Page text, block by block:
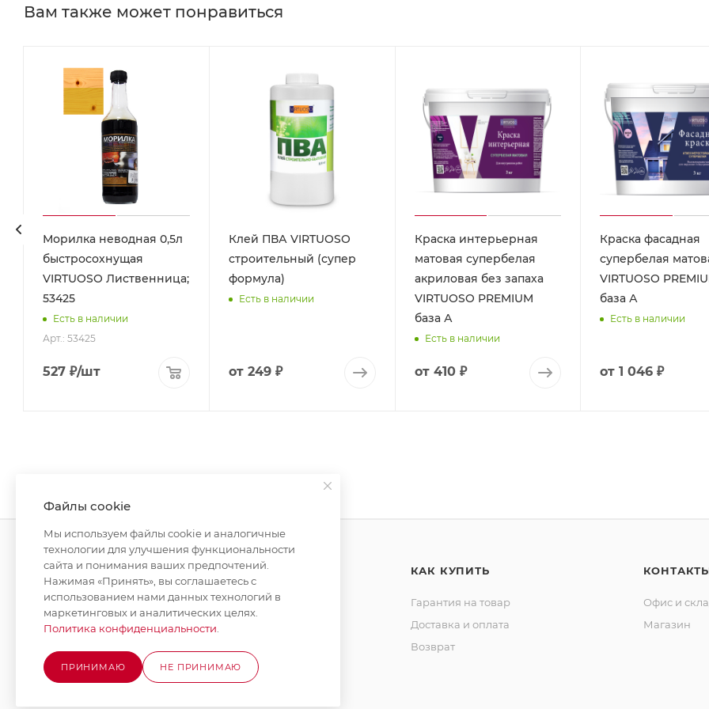
Вам также может понравиться
Морилка неводная 0,5л
быстросохнущая
VIRTUOSO Лиственница;
53425
Есть в наличии
Арт.: 53425
527 ₽/шт
Клей ПВА VIRTUOSO
строительный (супер
формула)
Есть в наличии
от 249 ₽
Краска интерьерная
матовая супербелая
акриловая без запаха
VIRTUOSO PREMIUM
база А
Есть в наличии
от 410 ₽
Краска фасадная
супербелая
VIRTUOSO
база А
Есть в наличии
от1 046 ₽
КАТАЛОГ
АКЦИИ
БРЕНДЫ
КОМПАНИЯ
О компании
Новости
Юридическим лицам
КАК КУПИТЬ
Гарантия на товар
Доставка и оплата
Возврат
Офис и
Магазин
Файлы cookie
Мы используем файлы cookie и аналогичные
технологии для улучшения функциональности
сайта и понимания ваших предпочтений.
Нажимая «Принять», вы соглашаетесь с
использованием нами данных технологий в
маркетинговых и аналитических целях.
Политика конфиденциальности
ПРИНИМАЮ НЕ ПРИНИМАЮ